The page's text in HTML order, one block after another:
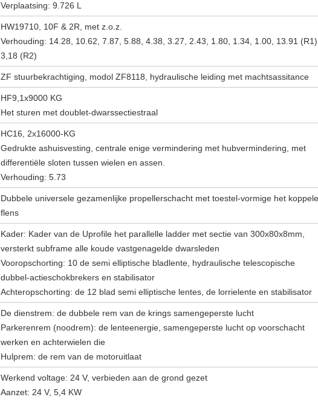
Verplaatsing: 9.726 L
HW19710, 10F & 2R, met z.o.z.
Verhouding: 14.28, 10.62, 7.87, 5.88, 4.38, 3.27, 2.43, 1.80, 1.34, 1.00, 13.91
3,18 (R2)
ZF stuurbekrachtiging, modol ZF8118, hydraulische leiding met machtsassitance
HF9,1x9000 KG
Het sturen met doublet-dwarssectiestraal
HC16, 2x16000-KG
Gedrukte ashuisvesting, centrale enige vermindering met hubvermindering, met
differentiële sloten tussen wielen en assen.
Verhouding: 5.73
Dubbele universele gezamenlijke propellerschacht met toestel-vormige het
flens
Kader: Kader van de Uprofile het parallelle ladder met sectie van 300x80x8mm,
versterkt subframe alle koude vastgenagelde dwarsleden
Vooropschorting: 10 de semi elliptische bladlente, hydraulische telescopische
dubbel-actieschokbrekers en stabilisator
Achteropschorting: de 12 blad semi elliptische lentes, de lorrielente en stabilisator
De dienstrem: de dubbele rem van de krings samengeperste lucht
Parkerenrem (noodrem): de lenteenergie, samengeperste lucht op voorschacht
werken en achterwielen die
Hulprem: de rem van de motoruitlaat
Werkend voltage: 24 V, verbieden aan de grond gezet
Aanzet: 24 V, 5,4 KW